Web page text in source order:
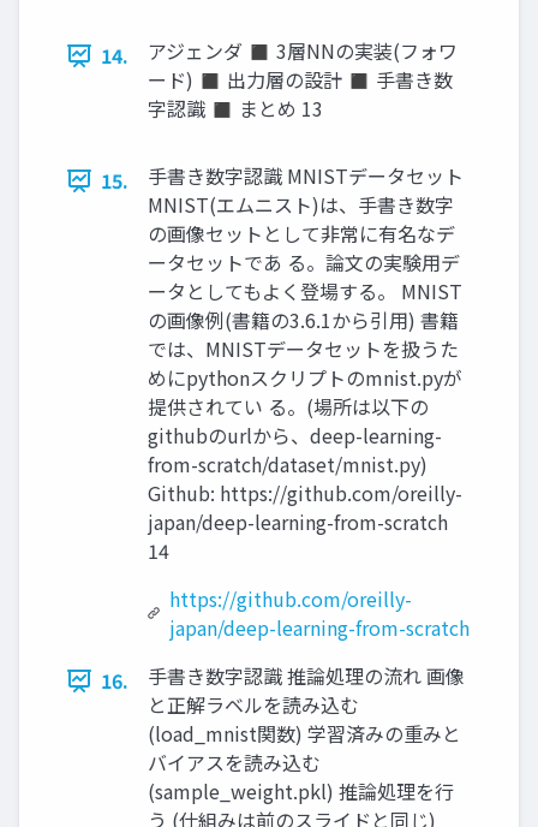
14.
アジェンダ ◼ 3層NNの実装(フォワ
ード) ◼ 出力層の設計 ◼ 手書き数
字認識 ◼ まとめ 13
15.
手書き数字認識 MNISTデータセット
MNIST(エムニスト)は、手書き数字
の画像セットとして非常に有名なデ
ータセットであ る。論文の実験用デ
ータとしてもよく登場する。 MNIST
の画像例(書籍の3.6.1から引用) 書籍
では、MNISTデータセットを扱うた
めにpythonスクリプトのmnist.pyが
提供されてい る。(場所は以下の
githubのurlから、deep-learning-
from-scratch/dataset/mnist.py)
Github: https://github.com/oreilly-
japan/deep-learning-from-scratch
14
https://github.com/oreilly-
japan/deep-learning-from-scratch
16.
手書き数字認識 推論処理の流れ 画像
と正解ラベルを読み込む
(load_mnist関数) 学習済みの重みと
バイアスを読み込む
(sample_weight.pkl) 推論処理を行
う (仕組みは前のスライドと同じ)